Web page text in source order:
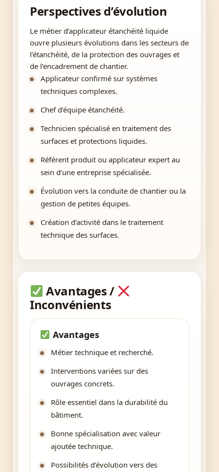
Perspectives d’évolution
Le métier d’applicateur étanchéité liquide
ouvre plusieurs évolutions dans les secteurs de
l’étanchéité, de la protection des ouvrages et
de l’encadrement de chantier.
Applicateur confirmé sur systèmes
techniques complexes.
Chef d’équipe étanchéité.
Technicien spécialisé en traitement des
surfaces et protections liquides.
Référent produit ou applicateur expert au
sein d’une entreprise spécialisée.
Évolution vers la conduite de chantier ou la
gestion de petites équipes.
Création d’activité dans le traitement
technique des surfaces.
Avantages /
Inconvénients
Avantages
Métier technique et recherché.
Interventions variées sur des
ouvrages concrets.
Rôle essentiel dans la durabilité du
bâtiment.
Bonne spécialisation avec valeur
ajoutée technique.
Possibilités d’évolution vers des